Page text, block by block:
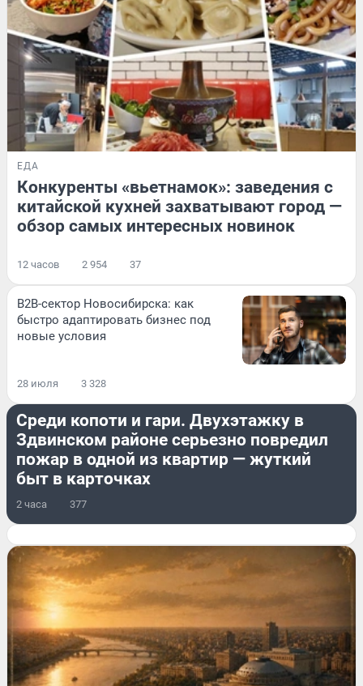
ЕДА
Конкуренты «вьетнамок»: заведения с
китайской кухней захватывают город —
обзор самых интересных новинок
12 часов 2 954 37
B2B-сектор Новосибирска: как
быстро адаптировать бизнес под
новые условия
28 июля 3 328
Среди копоти и гари. Двухэтажку в
Здвинском районе серьезно повредил
пожар в одной из квартир — жуткий
быт в карточках
2 часа 377